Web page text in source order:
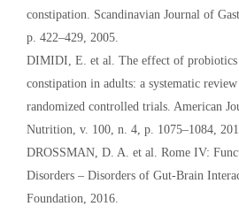
constipation. Scandinavian Journal of
p. 422–429, 2005.
DIMIDI, E. et al. The effect of
constipation in adults: a systematic
randomized controlled trials. American
Nutrition, v. 100, n. 4, p. 1075–1084,
DROSSMAN, D. A. et al. Rome IV:
Disorders – Disorders of Gut-Brain
Foundation, 2016.